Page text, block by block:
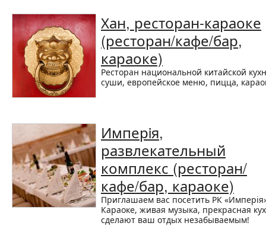
Хан, ресторан-караоке
(ресторан/кафе/бар,
караоке)
Ресторан национальной китайской
суши, европейское меню, пицца,
Имперiя,
развлекательный
комплекс (ресторан/
кафе/бар, караоке)
Приглашаем вас посетить РК
Караоке, живая музыка, прекрасная
сделают ваш отдых незабываемым!